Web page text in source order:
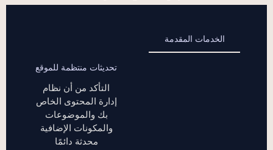
الخدمات المقدمة
تحديثات منتظمة للموقع
التأكد من أن نظام
إدارة المحتوى الخاص
بك والموضوعات
والمكونات الإضافية
محدثة دائمًا